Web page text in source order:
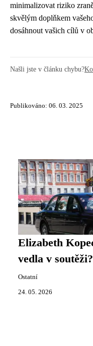
minimalizovat riziko
skvělým doplňkem
dosáhnout vašich cílů v
Našli jste v článku chybu?
Publikováno: 06. 03. 2025
Elizabeth
vedla v soutěži?
Ostatní
24. 05. 2026